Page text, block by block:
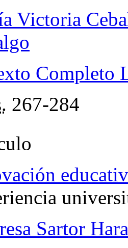
Victoria
Completo
267-284
Sartor